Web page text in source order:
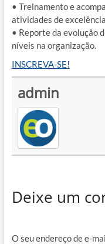
• Treinamento e
atividades de
• Reporte da evolução
níveis na organização.
INSCREVA-SE!
admin
Deixe um
O seu endereço de e-